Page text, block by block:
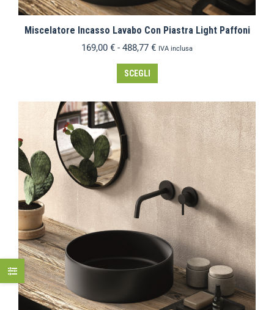
Miscelatore Incasso Lavabo Con Piastra Light Paffoni
169,00 € - 488,77 € IVA inclusa
SCEGLI